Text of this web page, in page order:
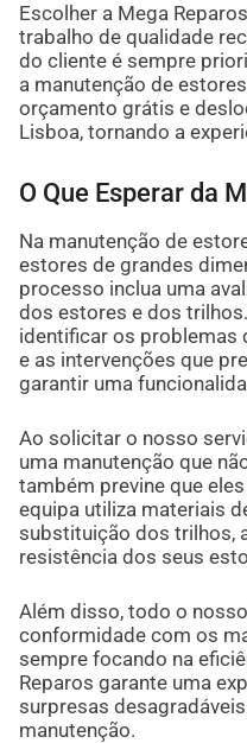
Escolher a Mega
trabalho de qualidade
do cliente é sempre
a manutenção de
orçamento grátis e
Lisboa, tornando a
O Que Esperar da
Na manutenção de
estores de grandes
processo inclua uma
dos estores e dos
identificar os problemas
e as intervenções que
garantir uma
Ao solicitar o nosso
uma manutenção que
também previne que
equipa utiliza materiais
substituição dos trilhos,
resistência dos seus
Além disso, todo o
conformidade com os
sempre focando na
Reparos garante uma
surpresas
manutenção.